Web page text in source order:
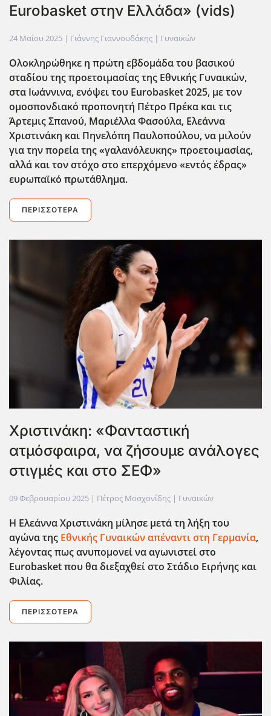
Eurobasket στην Ελλάδα» (vids)
24 Μαΐου 2025 | Γιάννης Γιαννουδάκης | Γυναικών
Ολοκληρώθηκε η πρώτη εβδομάδα του βασικού
σταδίου της προετοιμασίας της Εθνικής Γυναικών,
στα Ιωάννινα, ενόψει του Eurobasket2025, με τον
ομοσπονδιακό προπονητή Πέτρο Πρέκα και τις
Άρτεμις Σπανού, Μαριέλλα Φασούλα, Ελεάννα
Χριστινάκη και Πηνελόπη Παυλοπούλου, να μιλούν
για την πορεία της «γαλανόλευκης» προετοιμασίας,
αλλά και τον στόχο στο επερχόμενο «εντός έδρας»
ευρωπαϊκό πρωτάθλημα.
ΠΕΡΙΣΣΌΤΕΡΑ
Χριστινάκη: «Φανταστική
ατμόσφαιρα, να ζήσουμε ανάλογες
στιγμές και στο ΣΕΦ»
09 Φεβρουαρίου 2025 | Πέτρος Μοσχονίδης | Γυναικών
Η Ελεάννα Χριστινάκη μίλησε μετά τη λήξη του
αγώνα της Εθνικής Γυναικών απέναντι στη Γερμανία,
λέγοντας πως ανυπομονεί να αγωνιστεί στο
Eurobasket που θα διεξαχθεί στο Στάδιο Ειρήνης και
Φιλίας.
ΠΕΡΙΣΣΌΤΕΡΑ